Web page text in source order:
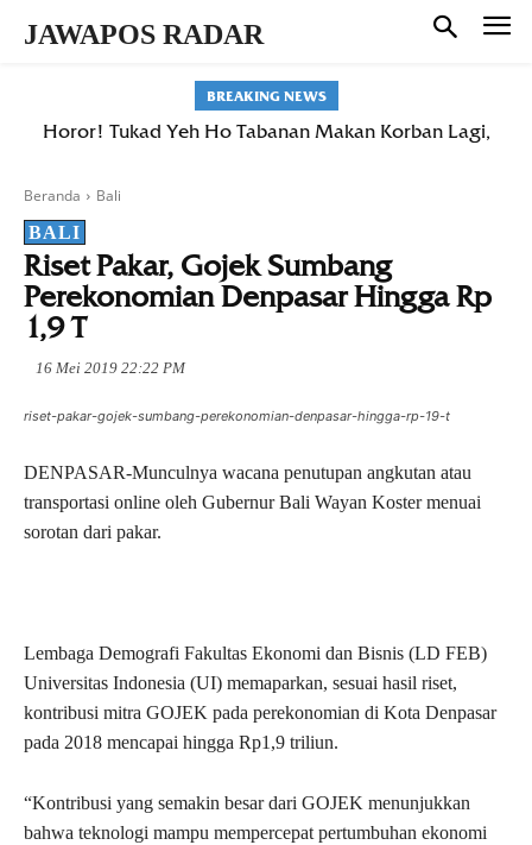
JAWAPOS RADAR
BREAKING NEWS
Horor! Tukad Yeh Ho Tabanan Makan Korban Lagi,
Warga Belumbang Hilang Terseret Arus Saat Mandi
Beranda
Bali
BALI
Riset Pakar, Gojek Sumbang
Perekonomian Denpasar Hingga Rp
1,9 T
16 Mei 2019 22:22 PM
riset-pakar-gojek-sumbang-perekonomian-denpasar-hingga-rp-19-t
DENPASAR-Munculnya wacana penutupan angkutan atau
transportasi online oleh Gubernur Bali Wayan Koster menuai
sorotan dari pakar.
Lembaga Demografi Fakultas Ekonomi dan Bisnis (LD FEB)
Universitas Indonesia (UI) memaparkan, sesuai hasil riset,
kontribusi mitra GOJEK pada perekonomian di Kota Denpasar
pada 2018 mencapai hingga Rp1,9 triliun.
“Kontribusi yang semakin besar dari GOJEK menunjukkan
bahwa teknologi mampu mempercepat pertumbuhan ekonomi